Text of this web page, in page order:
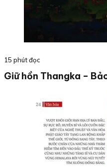
15 phút đọc
Giữ hồn Thangka –